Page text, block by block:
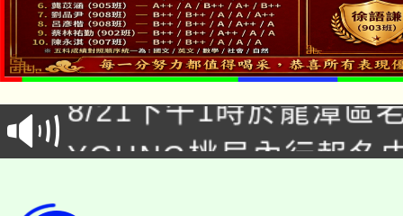
「本色祭」8/29、30在
場熱烈登場!
8/21下午1時於龍潭區
徵才活動。
YOUNG桃局內行報名